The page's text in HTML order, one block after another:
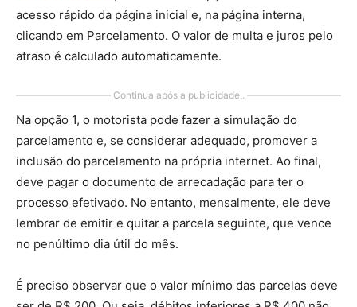
acesso rápido da página inicial e, na página interna,
clicando em Parcelamento. O valor de multa e juros pelo
atraso é calculado automaticamente.
Continua após a publicidade..
Na opção 1, o motorista pode fazer a simulação do
parcelamento e, se considerar adequado, promover a
inclusão do parcelamento na própria internet. Ao final,
deve pagar o documento de arrecadação para ter o
processo efetivado. No entanto, mensalmente, ele deve
lembrar de emitir e quitar a parcela seguinte, que vence
no penúltimo dia útil do mês.
É preciso observar que o valor mínimo das parcelas deve